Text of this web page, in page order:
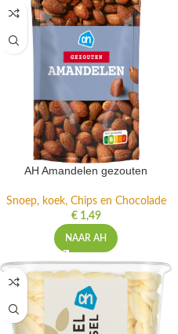
AH Amandelen gezouten
Snoep, koek, Chips en Chocolade
€1,49
NAAR AH